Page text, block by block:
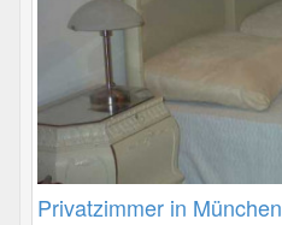
Privatzimmer in München